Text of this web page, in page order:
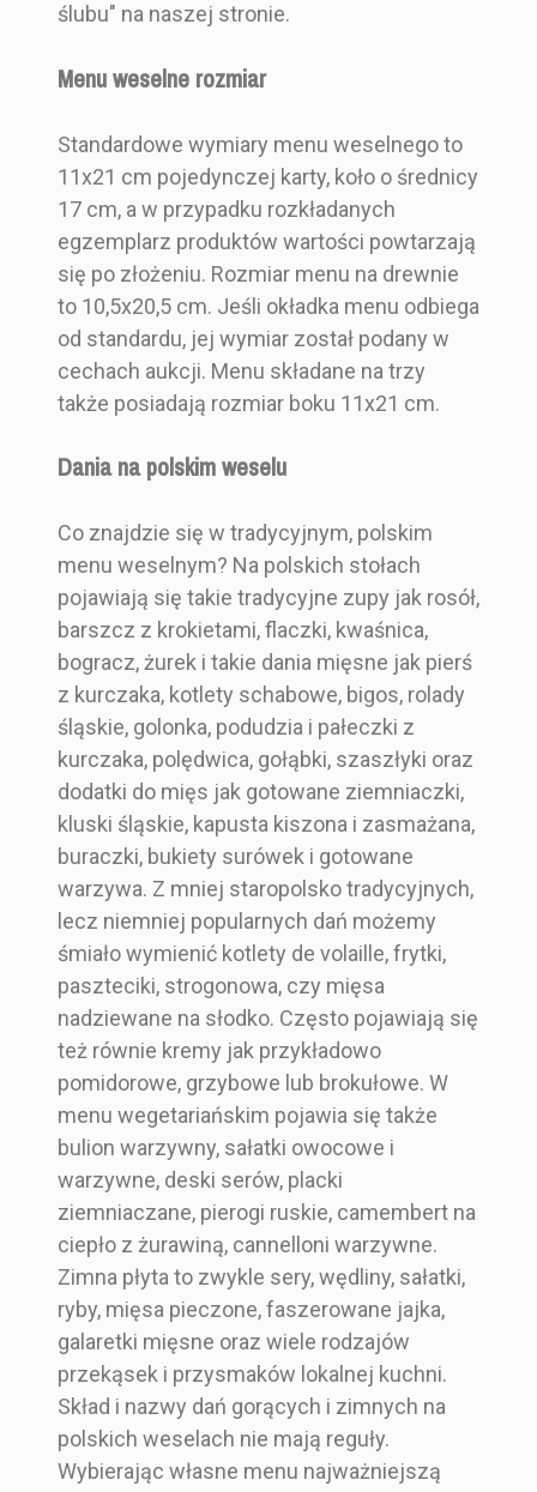
ślubu" na naszej stronie.
Menu weselne rozmiar
Standardowe wymiary menu weselnego to
11x21 cm pojedynczej karty, koło o średnicy
17 cm, a w przypadku rozkładanych
egzemplarz produktów wartości powtarzają
się po złożeniu. Rozmiar menu na drewnie
to 10,5x20,5 cm. Jeśli okładka menu odbiega
od standardu, jej wymiar został podany w
cechach aukcji. Menu składane na trzy
także posiadają rozmiar boku 11x21 cm.
Dania na polskim weselu
Co znajdzie się w tradycyjnym, polskim
menu weselnym? Na polskich stołach
pojawiają się takie tradycyjne zupy jak rosół,
barszcz z krokietami, flaczki, kwaśnica,
bogracz, żurek i takie dania mięsne jak pierś
z kurczaka, kotlety schabowe, bigos, rolady
śląskie, golonka, podudzia i pałeczki z
kurczaka, polędwica, gołąbki, szaszłyki oraz
dodatki do mięs jak gotowane ziemniaczki,
kluski śląskie, kapusta kiszona i zasmażana,
buraczki, bukiety surówek i gotowane
warzywa. Z mniej staropolsko tradycyjnych,
lecz niemniej popularnych dań możemy
śmiało wymienić kotlety de volaille, frytki,
paszteciki, strogonowa, czy mięsa
nadziewane na słodko. Często pojawiają się
też równie kremy jak przykładowo
pomidorowe, grzybowe lub brokułowe. W
menu wegetariańskim pojawia się także
bulion warzywny, sałatki owocowe i
warzywne, deski serów, placki
ziemniaczane, pierogi ruskie, camembert na
ciepło z żurawiną, cannelloni warzywne.
Zimna płyta to zwykle sery, wędliny, sałatki,
ryby, mięsa pieczone, faszerowane jajka,
galaretki mięsne oraz wiele rodzajów
przekąsek i przysmaków lokalnej kuchni.
Skład i nazwy dań gorących i zimnych na
polskich weselach nie mają reguły.
Wybierając własne menu najważniejszą